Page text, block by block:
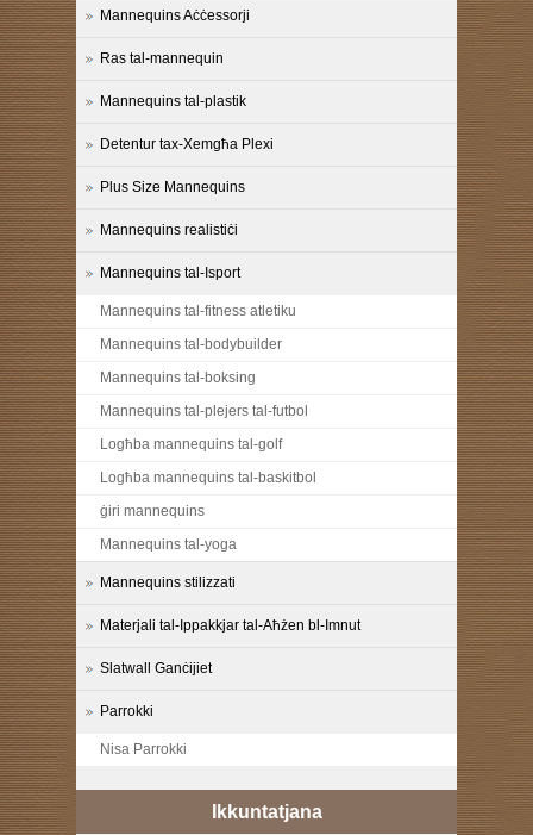
Mannequins Aċċessorji
Ras tal-mannequin
Mannequins tal-plastik
Detentur tax-Xemgħa Plexi
Plus Size Mannequins
Mannequins realistiċi
Mannequins tal-Isport
Mannequins tal-fitness atletiku
Mannequins tal-bodybuilder
Mannequins tal-boksing
Mannequins tal-plejers tal-futbol
Logħba mannequins tal-golf
Logħba mannequins tal-baskitbol
ġiri mannequins
Mannequins tal-yoga
Mannequins stilizzati
Materjali tal-Ippakkjar tal-Aħżen bl-Imnut
Slatwall Ganċijiet
Parrokki
Nisa Parrokki
Ikkuntatjana